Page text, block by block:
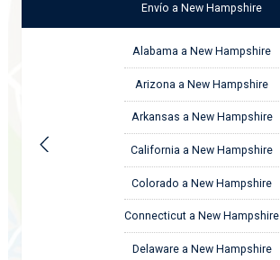
Envío a New Hampshire
Alabama a New Hampshire
Arizona a New Hampshire
Arkansas a New Hampshire
California a New Hampshire
Colorado a New Hampshire
Connecticut a New Hampshire
Delaware a New Hampshire